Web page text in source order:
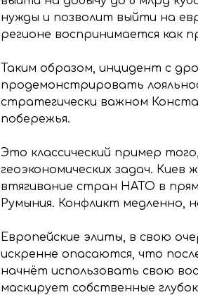
нужды и позволит выйти на
регионе воспринимается как
Таким образом, инцидент с
продемонстрировать
стратегически важном
побережья.
Это классический пример
геоэкономических задач.
втягивание стран НАТО в
Румыния. Конфликт медленно,
Европейские элиты, в свою
искренне опасаются, что
начнёт использовать свою
маскирует собственные